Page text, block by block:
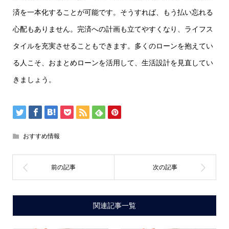
済を一本化することが可能です。そうすれば、もう払い忘れる
心配もありません。完済への計画も立てやすくなり、ライフス
タイルを充実させることもできます。多くのローンを抱えてい
る人こそ、おまとめローンを活用して、生活設計を見直してい
きましょう。
おすすめ情報
関連記事一覧